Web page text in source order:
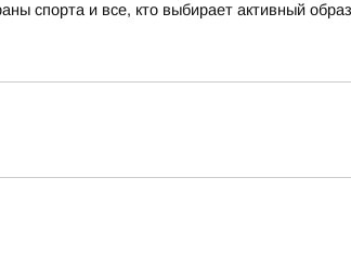
спорта и все, кто выбирает активный